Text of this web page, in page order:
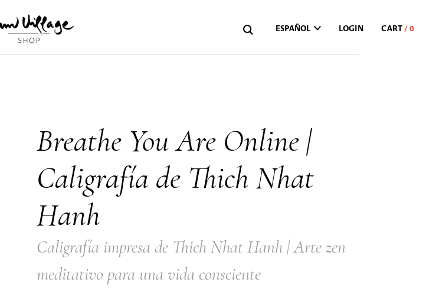
ESPAÑOL LOGIN
Breathe You Are Online |
Caligrafía de Thich Nhat
Hanh
Caligrafía impresa de Thich Nhat Hanh | Arte zen
meditativo para una vida consciente